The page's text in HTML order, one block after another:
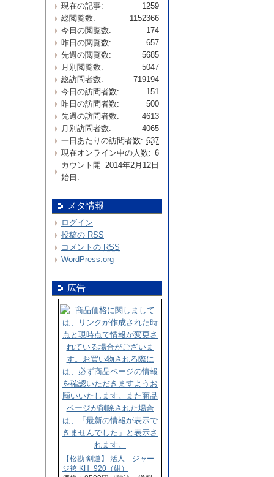
1259
現在の記事:
1152366
総閲覧数:
174
今日の閲覧数:
657
昨日の閲覧数:
5685
先週の閲覧数:
5047
月別閲覧数:
719194
総訪問者数:
151
今日の訪問者数:
500
昨日の訪問者数:
4613
先週の訪問者数:
4065
月別訪問者数:
637
一日あたりの訪問者数:
6
現在オンライン中の人数:
2014年2月12日
カウント開
始日:
メタ情報
ログイン
投稿の RSS
コメントの RSS
WordPress.org
広告
【松勘 剣道】 活人 ジャー
ジ袴 KH−920（紺）